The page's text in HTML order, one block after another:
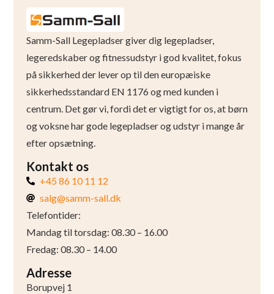
Samm-Sall Legepladser giver dig legepladser,
legeredskaber og fitnessudstyr i god kvalitet, fokus
på sikkerhed der lever op til den europæiske
sikkerhedsstandard EN 1176 og med kunden i
centrum. Det gør vi, fordi det er vigtigt for os, at børn
og voksne har gode legepladser og udstyr i mange år
efter opsætning.
Kontakt os
+45 86 10 11 12
salg@samm-sall.dk
Telefontider:
Mandag til torsdag: 08.30 – 16.00
Fredag: 08.30 – 14.00
Adresse
Borupvej 1